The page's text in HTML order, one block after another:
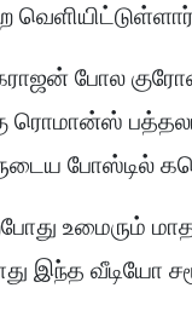
போல
ரொமான்ஸ்
போஸ்டில்
உமைரும்
இந்த